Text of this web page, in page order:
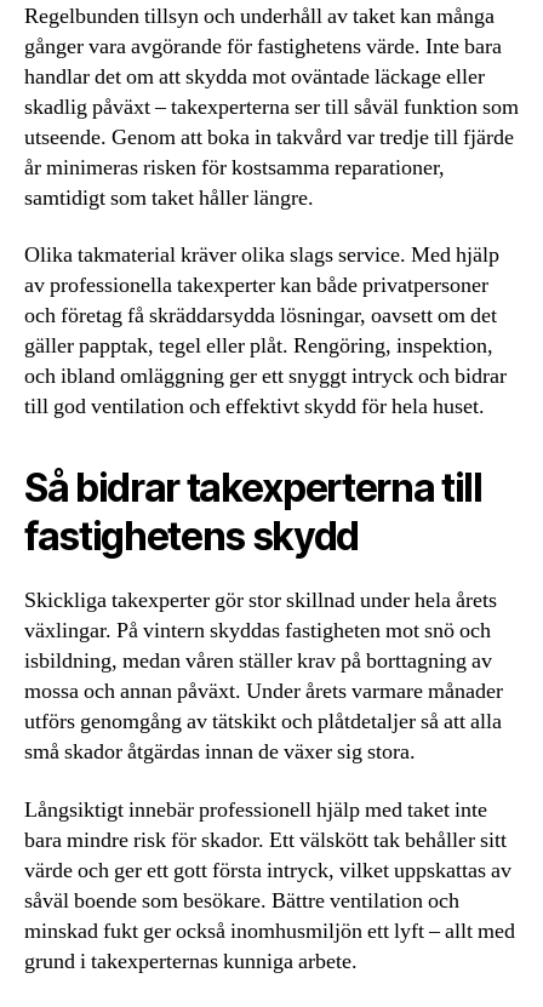
Regelbunden tillsyn och underhåll av taket kan många
gånger vara avgörande för fastighetens värde. Inte bara
handlar det om att skydda mot oväntade läckage eller
skadlig påväxt – takexperterna ser till såväl funktion som
utseende. Genom att boka in takvård var tredje till fjärde
år minimeras risken för kostsamma reparationer,
samtidigt som taket håller längre.
Olika takmaterial kräver olika slags service. Med hjälp
av professionella takexperter kan både privatpersoner
och företag få skräddarsydda lösningar, oavsett om det
gäller papptak, tegel eller plåt. Rengöring, inspektion,
och ibland omläggning ger ett snyggt intryck och bidrar
till god ventilation och effektivt skydd för hela huset.
Så bidrar takexperterna till
fastighetens skydd
Skickliga takexperter gör stor skillnad under hela årets
växlingar. På vintern skyddas fastigheten mot snö och
isbildning, medan våren ställer krav på borttagning av
mossa och annan påväxt. Under årets varmare månader
utförs genomgång av tätskikt och plåtdetaljer så att alla
små skador åtgärdas innan de växer sig stora.
Långsiktigt innebär professionell hjälp med taket inte
bara mindre risk för skador. Ett välskött tak behåller sitt
värde och ger ett gott första intryck, vilket uppskattas av
såväl boende som besökare. Bättre ventilation och
minskad fukt ger också inomhusmiljön ett lyft – allt med
grund i takexperternas kunniga arbete.